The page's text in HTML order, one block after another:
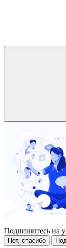
Подпишитесь на
Нет, спасибо